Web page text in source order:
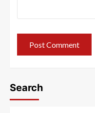
Search